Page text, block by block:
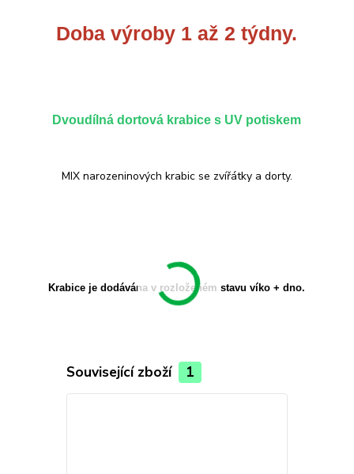
Doba výroby 1 až 2 týdny.
Dvoudílná dortová krabice s UV potiskem
MIX narozeninových krabic se zvířátky a dorty.
Krabice je dodávána v rozloženém stavu víko + dno.
Související zboží 1